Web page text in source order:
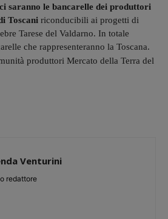
saranno le bancarelle dei produttori
Toscani riconducibili ai progetti di
Tarese del Valdarno. In totale
che rappresenteranno la Toscana.
produttori Mercato della Terra del
Venturini
redattore